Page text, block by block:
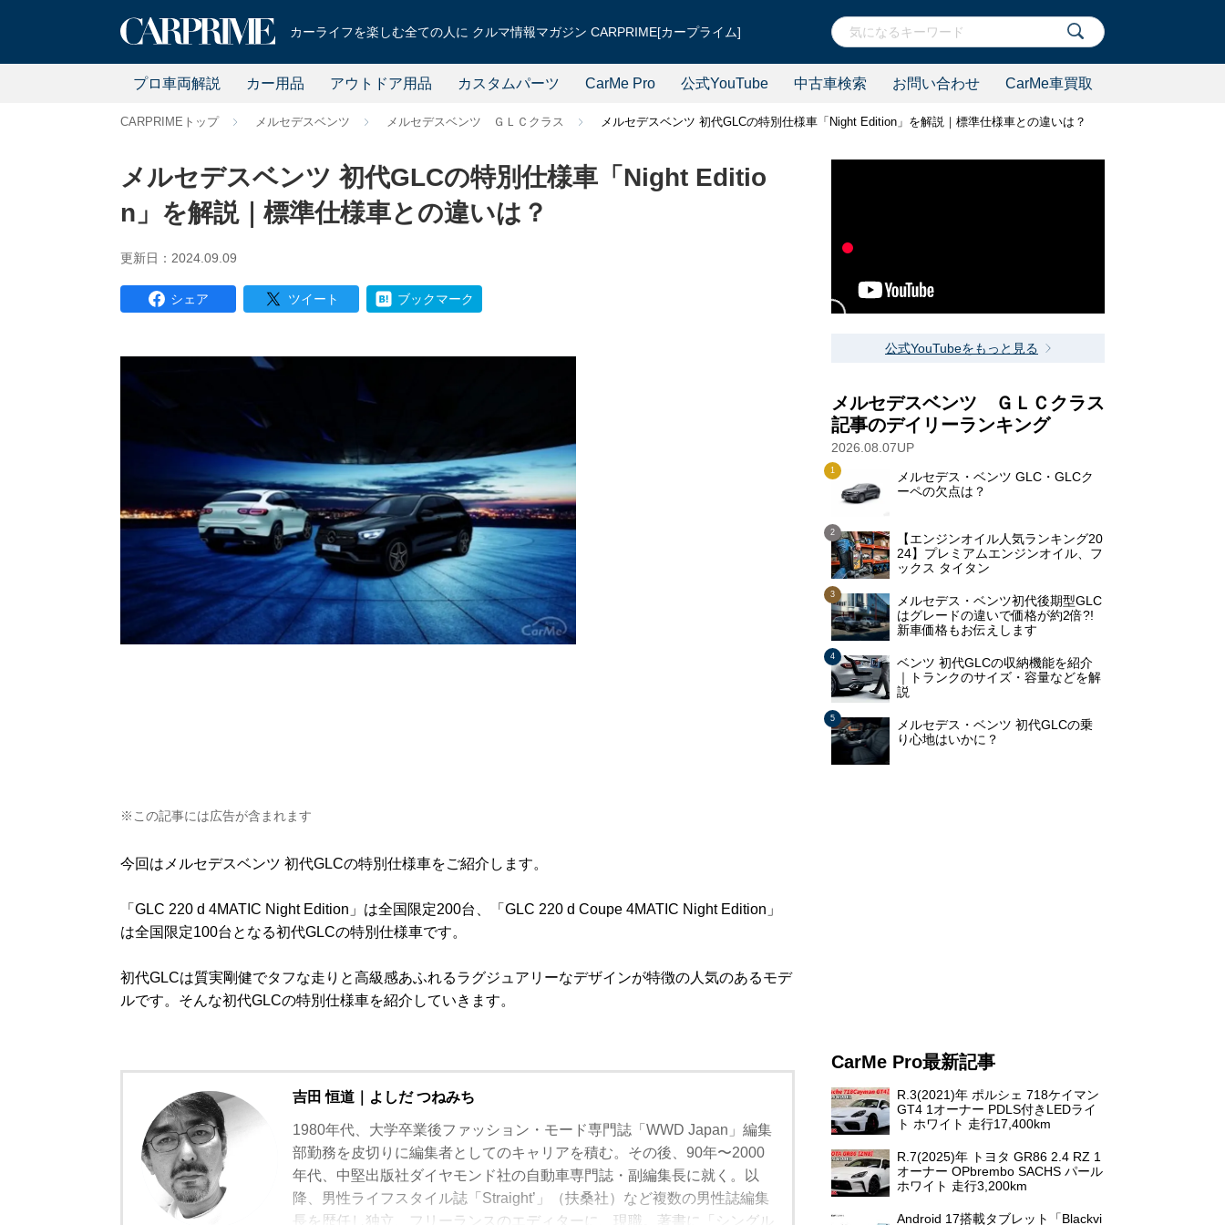
カーライフを楽しむ全ての人に クルマ情報マガジン CARPRIME[カープライム]
プロ車両解説 カー用品 アウトドア用品 カスタムパーツ CarMe Pro 公式YouTube 中古車検索 お問い合わせ CarMe車買取
CARPRIMEトップ メルセデスベンツ メルセデスベンツ ＧＬＣクラス メルセデスベンツ 初代GLCの特別仕様車「Night Edition」を解説｜標準仕様車との違いは？
メルセデスベンツ 初代GLCの特別仕様車「Night Editio
n」を解説｜標準仕様車との違いは？
更新日：2024.09.09
シェア ツイート ブックマーク
※この記事には広告が含まれます
今回はメルセデスベンツ 初代GLCの特別仕様車をご紹介します。
「GLC 220 d 4MATIC Night Edition」は全国限定200台、「GLC 220 d Coupe 4MATIC Night Edition」
は全国限定100台となる初代GLCの特別仕様車です。
初代GLCは質実剛健でタフな走りと高級感あふれるラグジュアリーなデザインが特徴の人気のあるモデ
ルです。そんな初代GLCの特別仕様車を紹介していきます。
吉田 恒道｜よしだ つねみち
1980年代、大学卒業後ファッション・モード専門誌「WWD Japan」編集
部勤務を皮切りに編集者としてのキャリアを積む。その後、90年〜2000
年代、中堅出版社ダイヤモンド社の自動車専門誌・副編集長に就く。以
降、男性ライフスタイル誌「Straight’」（扶桑社）など複数の男性誌編集
長を歴任し独立、フリーランスのエディターに、現職。著書に「シングル
公式YouTubeをもっと見る
メルセデスベンツ ＧＬＣクラス
記事のデイリーランキング
2026.08.07UP
メルセデス・ベンツ GLC・GLCク
ーペの欠点は？
【エンジンオイル人気ランキング20
24】プレミアムエンジンオイル、フ
ックス タイタン
メルセデス・ベンツ初代後期型GLC
はグレードの違いで価格が約2倍?!
新車価格もお伝えします
ベンツ 初代GLCの収納機能を紹介
｜トランクのサイズ・容量などを解
説
メルセデス・ベンツ 初代GLCの乗
り心地はいかに？
CarMe Pro最新記事
R.3(2021)年 ポルシェ 718ケイマン
GT4 1オーナー PDLS付きLEDライ
ト ホワイト 走行17,400km
R.7(2025)年 トヨタ GR86 2.4 RZ 1
オーナー OPbrembo SACHS パール
ホワイト 走行3,200km
Android 17搭載タブレット「Blackvi